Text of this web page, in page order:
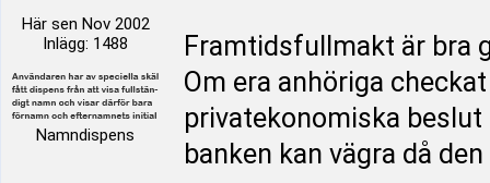
Här sen Nov 2002
Inlägg: 1488
Namndispens
Framtidsfullmakt är bra
Om era anhöriga
privatekonomiska
banken kan vägra då